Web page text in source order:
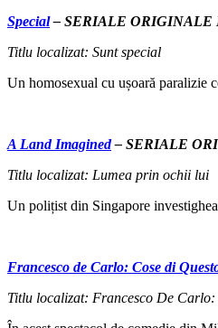
Special– SERIALE ORIGINALE
Titlu localizat: Sunt special
Un homosexual cu ușoară paralizie
A Land Imagined– SERIALE
Titlu localizat: Lumea prin ochii lui
Un polițist din Singapore
Francesco de Carlo: Cose di
Titlu localizat: Francesco De